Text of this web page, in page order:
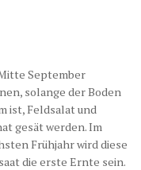
September
solange der Boden
ist, Feldsalat und
gesät werden. Im
Frühjahr wird diese
die erste Ernte sein.